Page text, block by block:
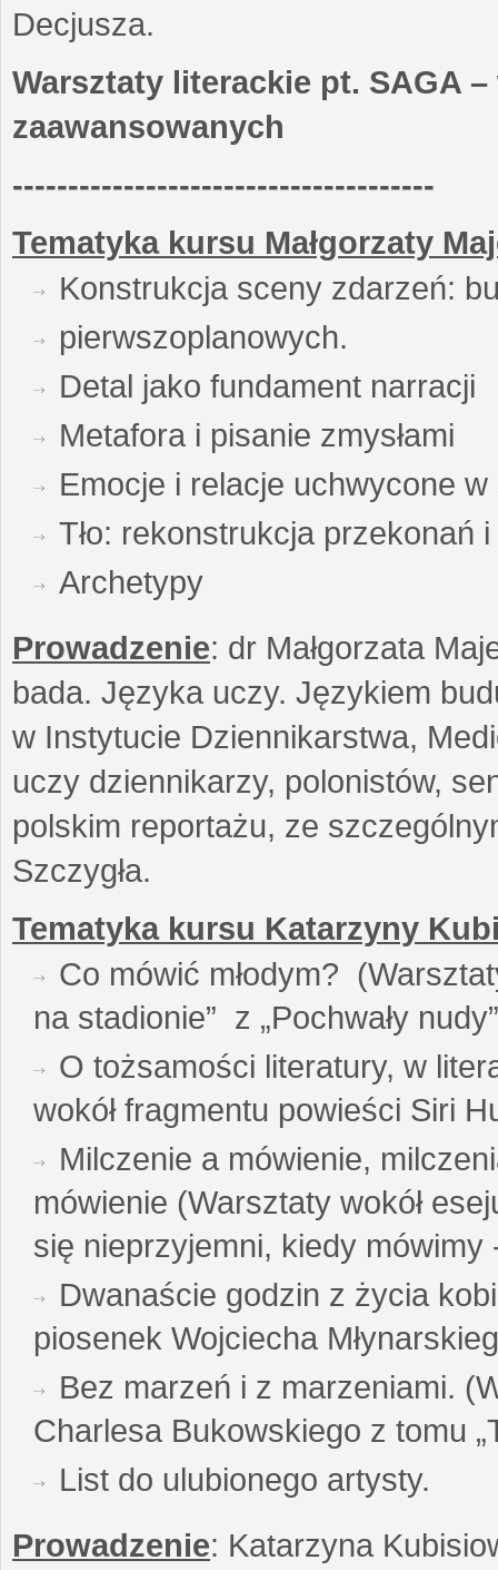
Decjusza.
Warsztaty literackie pt. SAGA
zaawansowanych
--------------------------------------
Tematyka kursu Małgorzaty
Konstrukcja sceny zdarzeń:
pierwszoplanowych.
Detal jako fundament narracji
Metafora i pisanie zmysłami
Emocje i relacje uchwycone
Tło: rekonstrukcja przekonań
Archetypy
Prowadzenie: dr Małgorzata
bada. Języka uczy. Językiem
w Instytucie Dziennikarstwa,
uczy dziennikarzy, polonistów,
polskim reportażu, ze
Szczygła.
Tematyka kursu Katarzyny
Co mówić młodym?
na stadionie” z „Pochwały
O tożsamości literatury, w
wokół fragmentu powieści Siri
Milczenie a mówienie,
mówienie (Warsztaty wokół
się nieprzyjemni, kiedy mówimy
Dwanaście godzin z życia
piosenek Wojciecha
Bez marzeń i z marzeniami.
Charlesa Bukowskiego z tomu
List do ulubionego artysty.
Prowadzenie: Katarzyna